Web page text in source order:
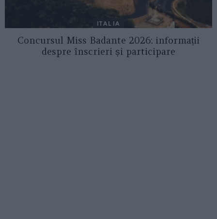
ITALIA
Concursul Miss Badante 2026: informații
despre înscrieri și participare